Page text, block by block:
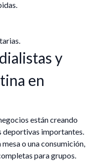
y
en
están creando
deportivas importantes.
o una consumición,
para grupos.